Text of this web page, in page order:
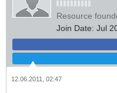
Resource
Join Date: Jul
12.06.2011, 02:47